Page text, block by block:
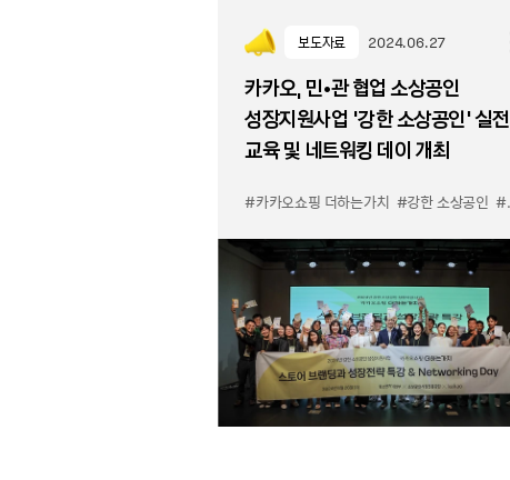
보도자료 2024.06.27
카카오, 민•관 협업 소상공인
성장지원사업 ‘강한 소상공인' 실전
교육 및 네트워킹 데이 개최
#카카오쇼핑 더하는가치 #강한 소상공인 #소상공인 지원